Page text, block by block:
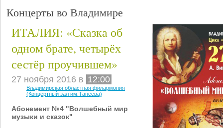
Концерты во Владимире
ИТАЛИЯ: «Сказка об
одном брате, четырёх
сестёр проучившем»
27 ноября 2016 в 12:00
Владимирская областная филармония
(Концертный зал им.Танеева)
Абонемент №4 "Волшебный мир
музыки и сказок"